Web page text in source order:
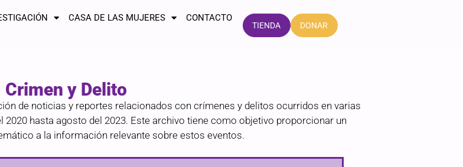
CASA DE LAS MUJERES CONTACTO
TIENDA DONAR
Crimen y Delito
de noticias y reportes relacionados con crímenes y delitos ocurridos en varias
2020 hasta agosto del 2023. Este archivo tiene como objetivo proporcionar un
a la información relevante sobre estos eventos.